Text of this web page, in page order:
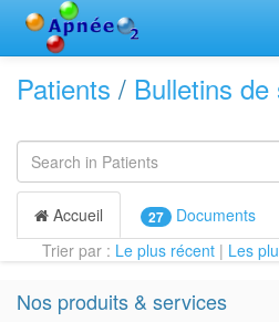
Patients / Bulletins de
Accueil 27
Documents
Trier par : Le plus récent | Les
Nos produits & services